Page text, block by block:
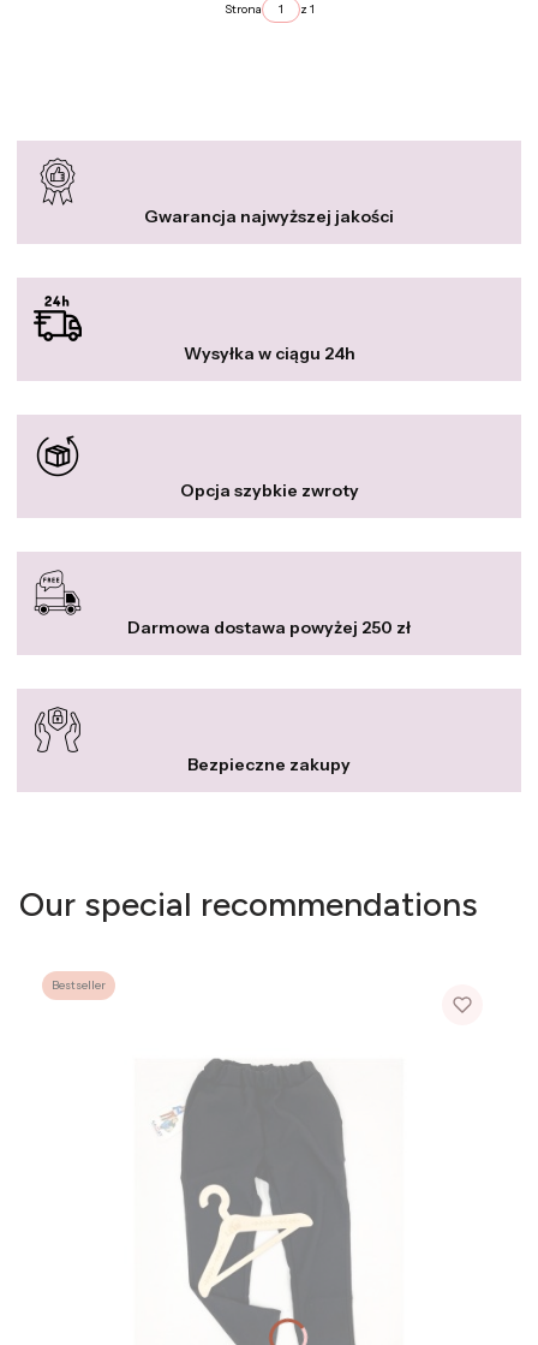
Strona z 1
Gwarancja najwyższej jakości
Wysyłka w ciągu 24h
Opcja szybkie zwroty
Darmowa dostawa powyżej 250 zł
Bezpieczne zakupy
Our special recommendations
Bestseller